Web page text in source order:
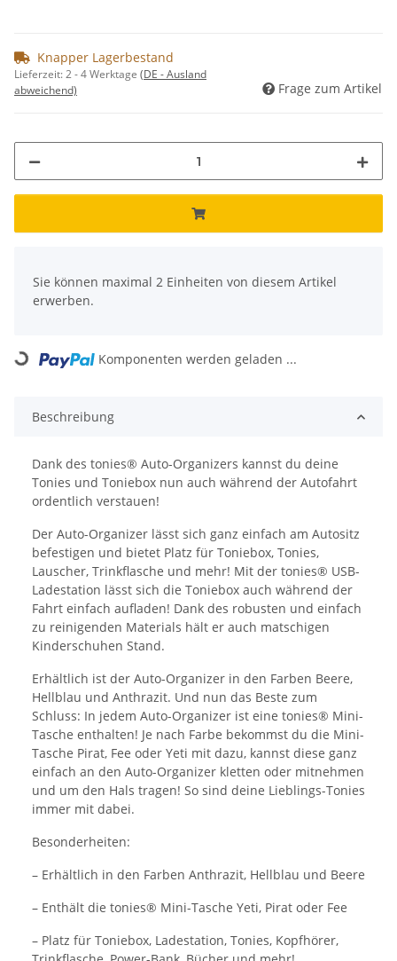
Knapper Lagerbestand
Lieferzeit:2 - 4 Werktage (DE - Ausland
abweichend)
Frage zum Artikel
Sie können maximal 2 Einheiten von diesem Artikel
erwerben.
Loading... Komponenten werden geladen ...
Beschreibung
Dank des tonies® Auto-Organizers kannst du deine
Tonies und Toniebox nun auch während der Autofahrt
ordentlich verstauen!
Der Auto-Organizer lässt sich ganz einfach am Autositz
befestigen und bietet Platz für Toniebox, Tonies,
Lauscher, Trinkflasche und mehr! Mit der tonies® USB-
Ladestation lässt sich die Toniebox auch während der
Fahrt einfach aufladen! Dank des robusten und einfach
zu reinigenden Materials hält er auch matschigen
Kinderschuhen Stand.
Erhältlich ist der Auto-Organizer in den Farben Beere,
Hellblau und Anthrazit. Und nun das Beste zum
Schluss: In jedem Auto-Organizer ist eine tonies® Mini-
Tasche enthalten! Je nach Farbe bekommst du die Mini-
Tasche Pirat, Fee oder Yeti mit dazu, kannst diese ganz
einfach an den Auto-Organizer kletten oder mitnehmen
und um den Hals tragen! So sind deine Lieblings-Tonies
immer mit dabei.
Besonderheiten:
– Erhältlich in den Farben Anthrazit, Hellblau und Beere
– Enthält die tonies® Mini-Tasche Yeti, Pirat oder Fee
– Platz für Toniebox, Ladestation, Tonies, Kopfhörer,